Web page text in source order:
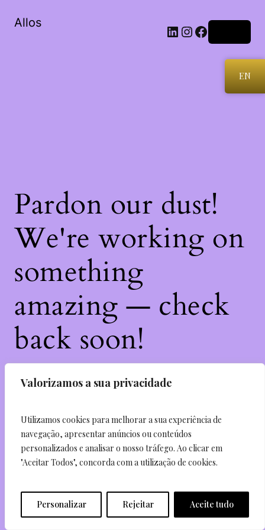
Valorizamos a sua privacidade
Utilizamos cookies para melhorar a sua experiência de
navegação, apresentar anúncios ou conteúdos
personalizados e analisar o nosso tráfego. Ao clicar em
"Aceitar Todos", concorda com a utilização de cookies.
Personalizar Rejeitar Aceite tudo
Allos LinkedIn
Instagram
Facebook
Pardon our dust!
We're working on
something
amazing — check
back soon!
purchase.
Send
EN